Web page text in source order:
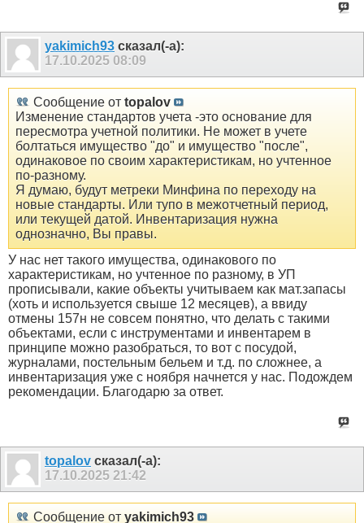
yakimich93 сказал(-а):
17.10.2025 08:09
Сообщение от topalov
Изменение стандартов учета -это основание для
пересмотра учетной политики. Не может в учете
болтаться имущество "до" и имущество "после",
одинаковое по своим характеристикам, но учтенное
по-разному.
Я думаю, будут метреки Минфина по переходу на
новые стандарты. Или тупо в межотчетный период,
или текущей датой. Инвентаризация нужна
однозначно, Вы правы.
У нас нет такого имущества, одинакового по
характеристикам, но учтенное по разному, в УП
прописывали, какие объекты учитываем как мат.запасы
(хоть и используется свыше 12 месяцев), а ввиду
отмены 157н не совсем понятно, что делать с такими
объектами, если с инструментами и инвентарем в
принципе можно разобраться, то вот с посудой,
журналами, постельным бельем и т.д. по сложнее, а
инвентаризация уже с ноября начнется у нас. Подождем
рекомендации. Благодарю за ответ.
topalov сказал(-а):
17.10.2025 21:42
Сообщение от yakimich93